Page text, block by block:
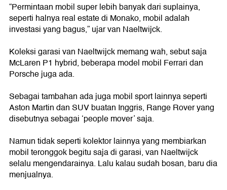
“Permintaan mobil super lebih banyak dari suplainya,
seperti halnya real estate di Monako, mobil adalah
investasi yang bagus,” ujar van Naeltwijck.
Koleksi garasi van Naeltwijck memang wah, sebut saja
McLaren P1 hybrid, beberapa model mobil Ferrari dan
Porsche juga ada.
Sebagai tambahan ada juga mobil sport lainnya seperti
Aston Martin dan SUV buatan Inggris, Range Rover yang
disebutnya sebagai ‘people mover’ saja.
Namun tidak seperti kolektor lainnya yang membiarkan
mobil teronggok begitu saja di garasi, van Naeltwijck
selalu mengendarainya. Lalu kalau sudah bosan, baru dia
menjualnya.